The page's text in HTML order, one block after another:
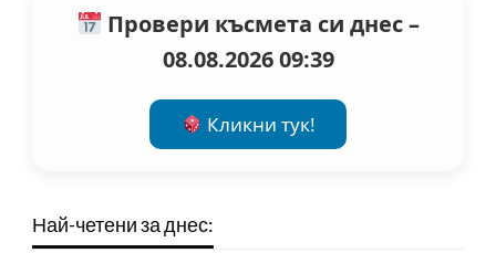
Провери късмета си днес –
08.08.2026 09:39
Кликни тук!
Най-четени за днес: